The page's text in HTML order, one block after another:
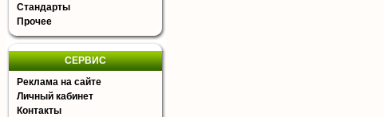
Стандарты
Прочее
СЕРВИС
Реклама на сайте
Личный кабинет
Контакты